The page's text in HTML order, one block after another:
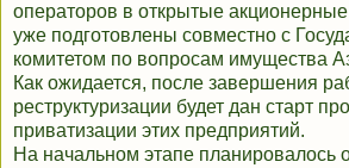
операторов в открытые
уже подготовлены совместно с
комитетом по вопросам имущества
Как ожидается, после завершения
реструктуризации будет дан старт
приватизации этих предприятий.
На начальном этапе планировалось